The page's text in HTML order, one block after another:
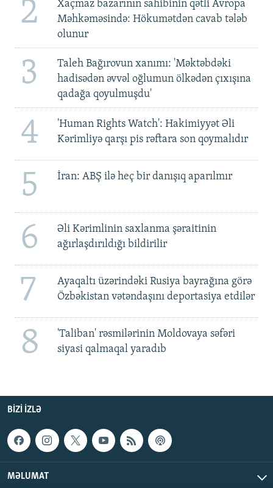
2
Xaçmaz bazarının sahibinin qətli Avropa
Məhkəməsində: Hökumətdən cavab tələb
olunur
3
Taleh Bağırovun xanımı: 'Məktəbdəki
hadisədən əvvəl oğlumun ölkədən çıxışına
qadağa qoyulmuşdu'
4
'Human Rights Watch': Hakimiyyət Əli
Kərimliyə qarşı pis rəftara son qoymalıdır
5 İran: ABŞ ilə heç bir danışıq aparılmır
6
Əli Kərimlinin saxlanma şəraitinin
ağırlaşdırıldığı bildirilir
7
Ayaqaltı üzərindəki Rusiya bayrağına görə
Özbəkistan vətəndaşını deportasiya etdilər
8
'Taliban' rəsmilərinin Moldovaya səfəri
siyasi qalmaqal yaradıb
BIZI IZLƏ
MƏLUMAT